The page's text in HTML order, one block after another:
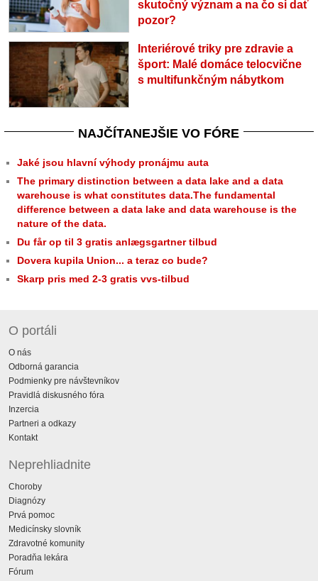
skutočný význam a na čo si dať
pozor?
Interiérové triky pre zdravie a
šport: Malé domáce telocvične
s multifunkčným nábytkom
NAJČÍTANEJŠIE VO FÓRE
Jaké jsou hlavní výhody pronájmu auta
The primary distinction between a data lake and a data
warehouse is what constitutes data.The fundamental
difference between a data lake and data warehouse is the
nature of the data.
Du får op til 3 gratis anlægsgartner tilbud
Dovera kupila Union... a teraz co bude?
Skarp pris med 2-3 gratis vvs-tilbud
O portáli
O nás
Odborná garancia
Podmienky pre návštevníkov
Pravidlá diskusného fóra
Inzercia
Partneri a odkazy
Kontakt
Neprehliadnite
Choroby
Diagnózy
Prvá pomoc
Medicínsky slovník
Zdravotné komunity
Poradňa lekára
Fórum